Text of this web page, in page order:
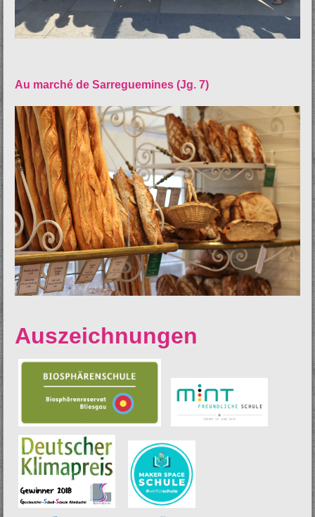
Au marché de Sarreguemines (Jg. 7)
Auszeichnungen